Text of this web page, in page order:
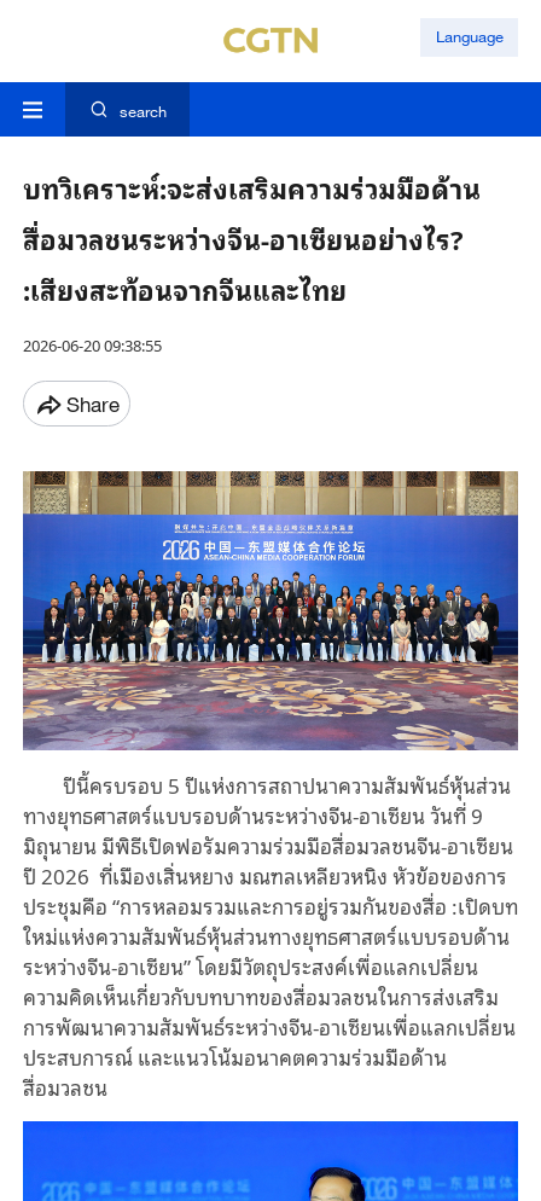
Language
search
บทวิเคราะห์:จะส่งเสริมความร่วมมือด้าน
สื่อมวลชนระหว่างจีน-อาเซียนอย่างไร?
:เสียงสะท้อนจากจีนและไทย
2026-06-20 09:38:55
Share
ปีนี้ครบรอบ 5 ปีแห่งการสถาปนาความสัมพันธ์หุ้นส่วน
ทางยุทธศาสตร์แบบรอบด้านระหว่างจีน-อาเซียน วันที่ 9
มิถุนายน มีพิธีเปิดฟอรัมความร่วมมือสื่อมวลชนจีน-อาเซียน
ปี 2026 ที่เมืองเสิ่นหยาง มณฑลเหลียวหนิง หัวข้อของการ
ประชุมคือ“การหลอมรวมและการอยู่รวมกันของสื่อ :เปิดบท
ใหม่แห่งความสัมพันธ์หุ้นส่วนทางยุทธศาสตร์แบบรอบด้าน
ระหว่างจีน-อาเซียน” โดยมีวัตถุประสงค์เพื่อแลกเปลี่ยน
ความคิดเห็นเกี่ยวกับบทบาทของสื่อมวลชนในการส่งเสริม
การพัฒนาความสัมพันธ์ระหว่างจีน-อาเซียนเพื่อแลกเปลี่ยน
ประสบการณ์ และแนวโน้มอนาคตความร่วมมือด้าน
สื่อมวลชน